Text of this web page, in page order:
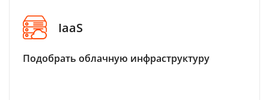
IaaS
Подобрать облачную инфраструктуру